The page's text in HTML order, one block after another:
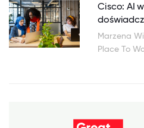
Cisco: AI
Marzena
Place To